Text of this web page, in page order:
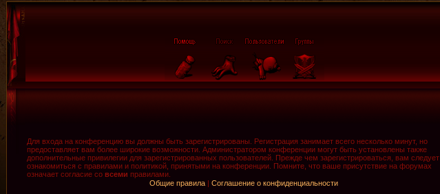
Для входа на конференцию вы должны быть зарегистрированы. Регистрация занимает всего несколько минут, но
предоставляет вам более широкие возможности. Администратором конференции могут быть установлены также
дополнительные привилегии для зарегистрированных пользователей. Прежде чем зарегистрироваться, вам следует
ознакомиться с правилами и политикой, принятыми на конференции. Помните, что ваше присутствие на форумах
означает согласие со всеми правилами.
Общие правила | Соглашение о конфиденциальности